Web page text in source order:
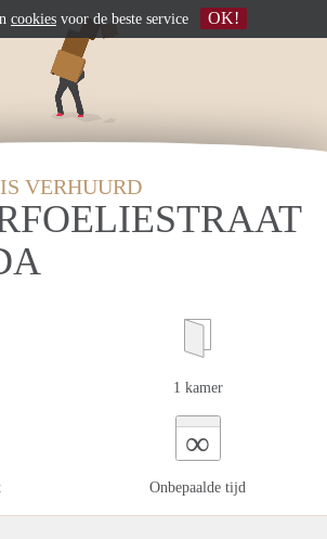
VERHUURD
1 kamer
∞
Onbepaalde tijd
cookies voor de beste service OK!